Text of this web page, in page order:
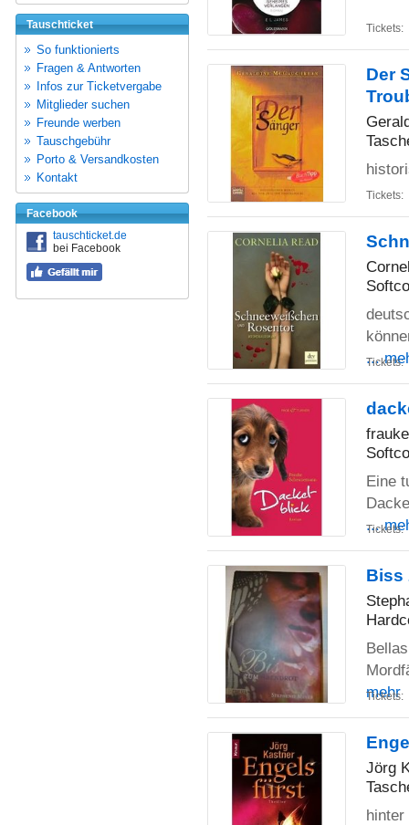
Tauschticket
So funktionierts
Fragen & Antworten
Infos zur Ticketvergabe
Mitglieder suchen
Freunde werben
Tauschgebühr
Porto & Versandkosten
Kontakt
Facebook
tauschticket.de
bei Facebook
Tickets:
Der
Tickets:
...
Tickets:
Eine
...
Tickets:
Biss
mehr
Tickets:
Jörg